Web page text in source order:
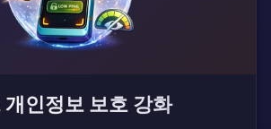
인정보 보호 강화